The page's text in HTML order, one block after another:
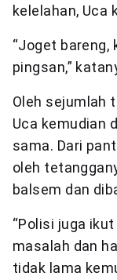
kelelahan, Uca
“Joget bareng,
pingsan,”
Oleh sejumlah
Uca kemudian
sama. Dari
oleh
balsem dan
“Polisi juga
masalah dan
tidak lama